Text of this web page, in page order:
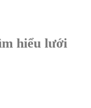
hiểu lưới